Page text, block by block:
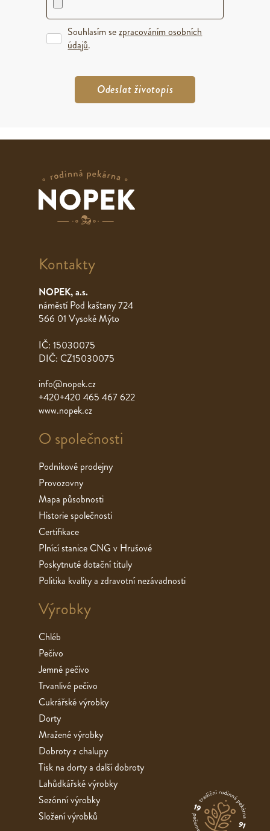
Souhlasím sezpracováním osobních
údajů.
Kontakty
NOPEK, a.s.
náměstí Pod kaštany 724
566 01 Vysoké Mýto
IČ: 15030075
DIČ: CZ15030075
info@nopek.cz
+420+420 465 467 622
www.nopek.cz
O společnosti
Podnikové prodejny
Provozovny
Mapa působnosti
Historie společnosti
Certifikace
Plnící stanice CNG v Hrušové
Poskytnuté dotační tituly
Politika kvality a zdravotní nezávadnosti
Výrobky
Chléb
Pečivo
Jemné pečivo
Trvanlivé pečivo
Cukrářské výrobky
Dorty
Mražené výrobky
Dobroty z chalupy
Tisk na dorty a další dobroty
Lahůdkářské výrobky
Sezónní výrobky
Složení výrobků